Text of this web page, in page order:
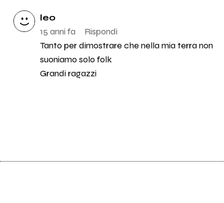
leo
15 anni fa
Rispondi
Tanto per dimostrare che nella mia terra non
suoniamo solo folk
Grandi ragazzi